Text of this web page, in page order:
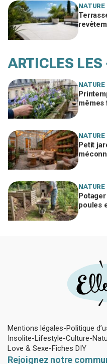
NATURE
ARTICLES LES
NATURE
mêmes
NATURE
Petit
NATURE
poules
Mentions légales Politique
Insolite Lifestyle Culture
Love & Sexe Fiches DIY
Rejoignez notre